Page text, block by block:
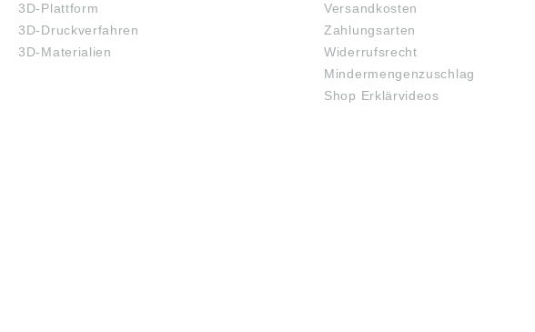
3D-Plattform
3D-Druckverfahren
3D-Materialien
Versandkosten
Zahlungsarten
Widerrufsrecht
Mindermengenzuschlag
Shop Erklärvideos